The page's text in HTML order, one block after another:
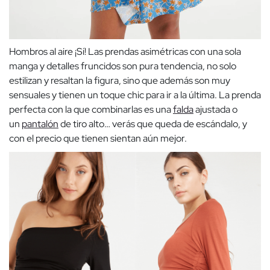
Hombros al aire ¡Sí! Las prendas asimétricas con una sola
manga y detalles fruncidos son pura tendencia, no solo
estilizan y resaltan la figura, sino que además son muy
sensuales y tienen un toque chic para ir a la última. La prenda
perfecta con la que combinarlas es unafaldaajustada o
un pantalónde tiro alto… verás que queda de escándalo, y
con el precio que tienen sientan aún mejor.